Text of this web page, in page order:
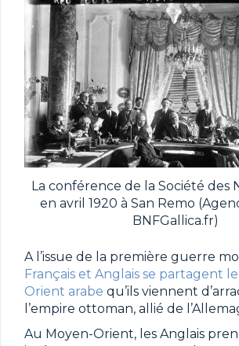
La conférence de la Société des
en avril 1920 à San Remo
BNFGallica.fr)
A l’issue de la première guerre
Français et Anglais se partagent
Orient arabe qu’ils viennent
l’empire ottoman, allié de
Au Moyen-Orient, les Anglais